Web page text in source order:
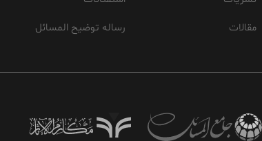
مقالات
رساله توضیح المسائل